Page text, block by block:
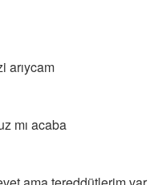
arıycam
mı acaba